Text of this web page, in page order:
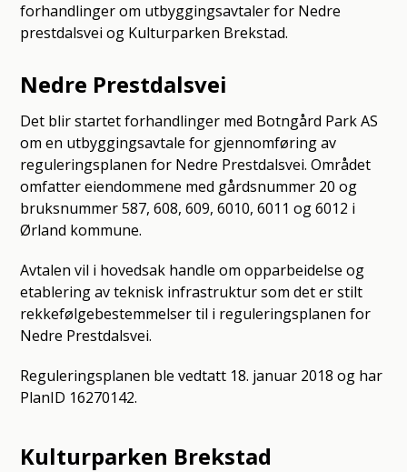
forhandlinger om utbyggingsavtaler for Nedre
prestdalsvei og Kulturparken Brekstad.
Nedre Prestdalsvei
Det blir startet forhandlinger med Botngård Park AS
om en utbyggingsavtale for gjennomføring av
reguleringsplanen for Nedre Prestdalsvei. Området
omfatter eiendommene med gårdsnummer 20 og
bruksnummer 587, 608, 609, 6010, 6011 og 6012 i
Ørland kommune.
Avtalen vil i hovedsak handle om opparbeidelse og
etablering av teknisk infrastruktur som det er stilt
rekkefølgebestemmelser til i reguleringsplanen for
Nedre Prestdalsvei.
Reguleringsplanen ble vedtatt 18. januar 2018 og har
PlanID 16270142.
Kulturparken Brekstad